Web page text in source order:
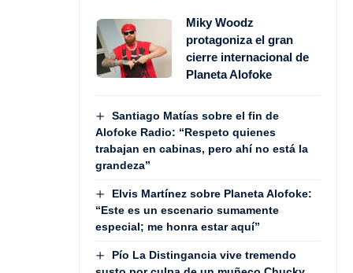
Miky Woodz
protagoniza el gran
cierre internacional de
Planeta Alofoke
Santiago Matías sobre el fin de
Alofoke Radio: “Respeto quienes
trabajan en cabinas, pero ahí no está la
grandeza”
Elvis Martínez sobre Planeta Alofoke:
“Este es un escenario sumamente
especial; me honra estar aquí”
Pío La Distingancia vive tremendo